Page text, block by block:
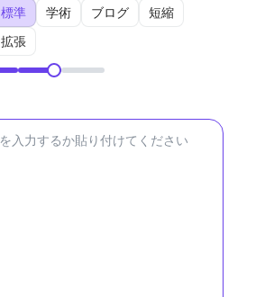
標準 学術 ブログ
短縮
拡張